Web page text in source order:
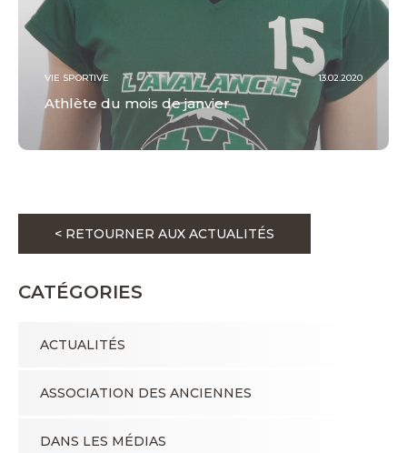
VIE SPORTIVE 13.02.2020
Athlète du mois de janvier
< RETOURNER AUX ACTUALITÉS
CATÉGORIES
ACTUALITÉS
ASSOCIATION DES ANCIENNES
DANS LES MÉDIAS